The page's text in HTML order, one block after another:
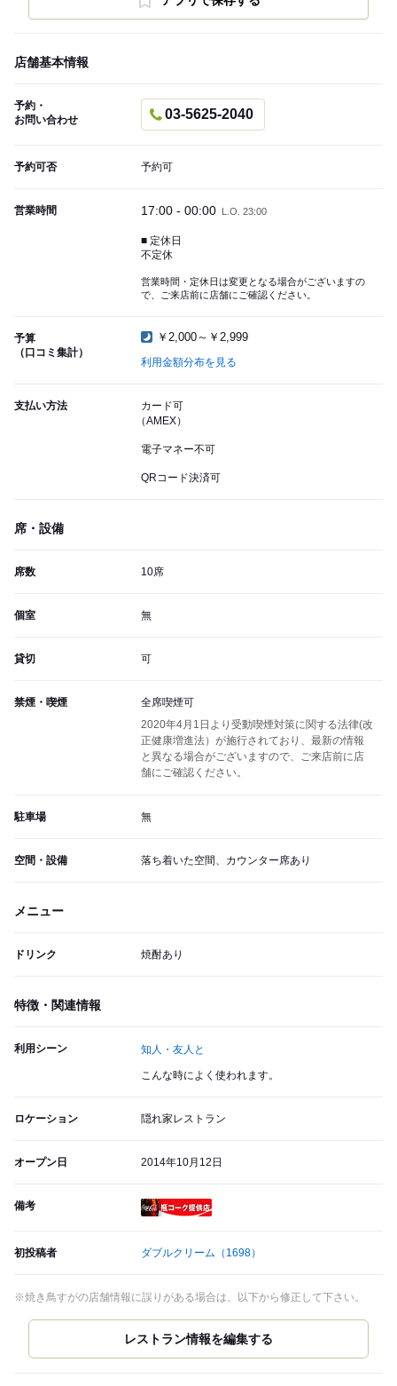
店舗基本情報
予約・
お問い合わせ
03-5625-2040
予約可否 予約可
営業時間 17:00 - 00:00 L.O. 23:00
■ 定休日
不定休
営業時間・定休日は変更となる場合がございますの
で、ご来店前に店舗にご確認ください。
予算
（口コミ集計）
￥2,000～￥2,999
利用金額分布を見る
支払い方法
カード可
（AMEX）
電子マネー不可
QRコード決済可
席・設備
席数 10席
個室 無
貸切 可
禁煙・喫煙
全席喫煙可
2020年4月1日より受動喫煙対策に関する法律(改
正健康増進法）が施行されており、最新の情報
と異なる場合がございますので、ご来店前に店
舗にご確認ください。
駐車場 無
空間・設備 落ち着いた空間、カウンター席あり
メニュー
ドリンク 焼酎あり
特徴・関連情報
利用シーン 知人・友人と
こんな時によく使われます。
ロケーション 隠れ家レストラン
オープン日 2014年10月12日
備考
初投稿者 ダブルクリーム （1698）
※焼き鳥すがの店舗情報に誤りがある場合は、以下から修正して下さい。